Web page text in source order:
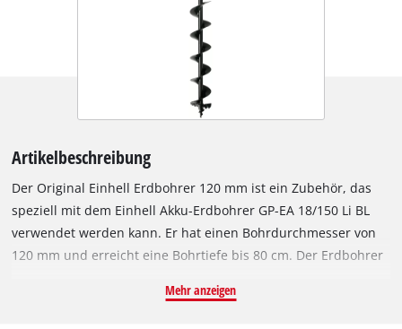
Artikelbeschreibung
Der Original Einhell Erdbohrer 120 mm ist ein Zubehör, das
speziell mit dem Einhell Akku-Erdbohrer GP-EA 18/150 Li BL
verwendet werden kann. Er hat einen Bohrdurchmesser von
120 mm und erreicht eine Bohrtiefe bis 80 cm. Der Erdbohrer
montiert und ebenso einfach demontiert werden. Mit dem
Mehr anzeigen